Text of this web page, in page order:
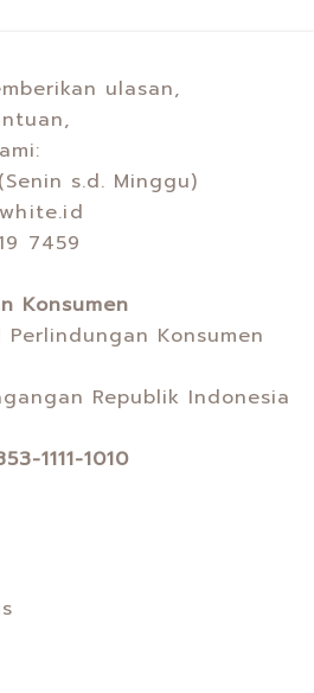
ulasan,
s.d. Minggu)
7459
Konsumen
Konsumen
Republik Indonesia
1111-1010